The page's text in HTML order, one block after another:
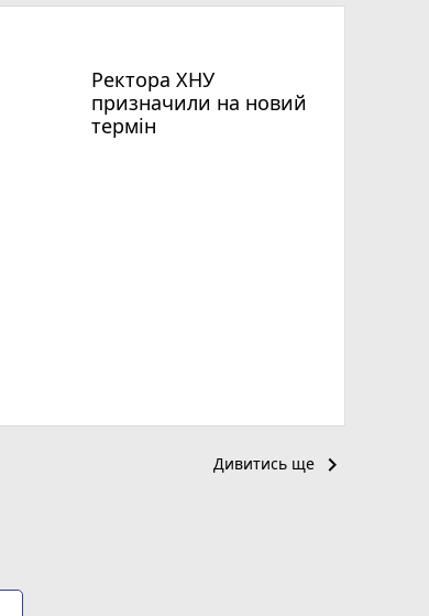
Ректора ХНУ
призначили на новий
термін
Дивитись ще keyboard_arrow_right